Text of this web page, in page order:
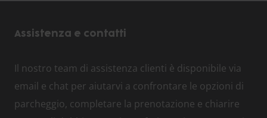
Assistenza e contatti
Il nostro team di assistenza clienti è disponibile via
email e chat per aiutarvi a confrontare le opzioni di
parcheggio, completare la prenotazione e chiarire